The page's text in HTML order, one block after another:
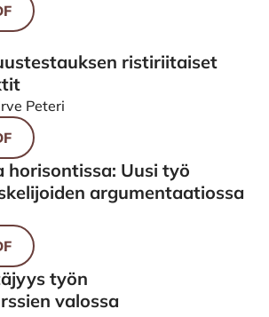
ristiriitaiset
Peteri
horisontissa: Uusi työ
argumentaatiossa
työn
valossa